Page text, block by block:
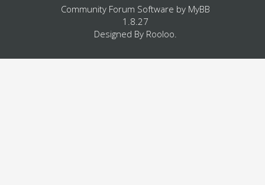
Community Forum Software by MyBB
1.8.27
Designed By Rooloo.